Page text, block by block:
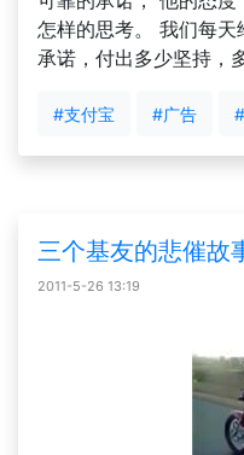
怎样的思考。 我们每
承诺，付出多少坚持，
#支付宝 #广告
三个基友的悲催故
2011-5-26 13:19